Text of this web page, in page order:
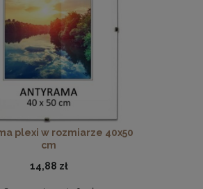
plexi w rozmiarze 40x50
cm
14,88 zł